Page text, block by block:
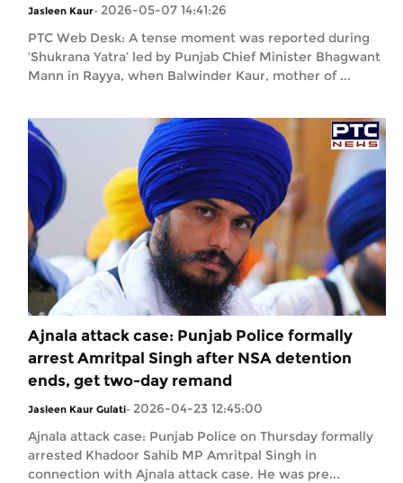
Jasleen Kaur- 2026-05-07 14:41:26
PTC Web Desk: A tense moment was reported during
‘Shukrana Yatra’ led by Punjab Chief Minister Bhagwant
Mann in Rayya, when Balwinder Kaur, mother of ...
Ajnala attack case: Punjab Police formally
arrest Amritpal Singh after NSA detention
ends, get two-day remand
Jasleen Kaur Gulati- 2026-04-23 12:45:00
Ajnala attack case: Punjab Police on Thursday formally
arrested Khadoor Sahib MP Amritpal Singh in
connection with Ajnala attack case. He was pre...